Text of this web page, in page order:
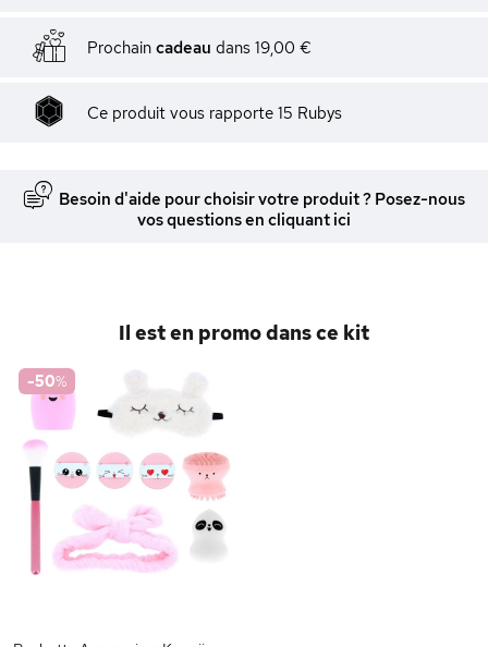
Prochain cadeau dans 19,00 €
Ce produit vous rapporte 15 Rubys
Besoin d'aide pour choisir votre produit ? Posez-nous
vos questions en cliquant ici
Il est en promo dans ce kit
-50%